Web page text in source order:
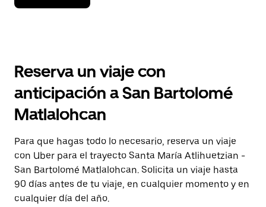
flecha
el
y
selecciona
una
Presiona
la
tecla Esc
para
cerrar
el
calendario.
Reserva un viaje con
anticipación a San Bartolomé
Matlalohcan
Para que hagas todo lo necesario, reserva un viaje
con Uber para el trayecto Santa María Atlihuetzian -
San Bartolomé Matlalohcan. Solicita un viaje hasta
90 días antes de tu viaje, en cualquier momento y en
cualquier día del año.